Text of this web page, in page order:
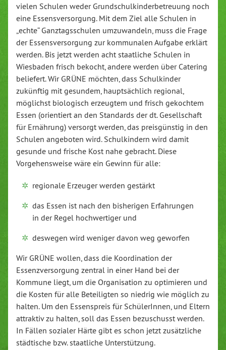
vielen Schulen weder Grundschulkinderbetreuung noch
eine Essensversorgung. Mit dem Ziel alle Schulen in
„echte“ Ganztagsschulen umzuwandeln, muss die Frage
der Essensversorgung zur kommunalen Aufgabe erklärt
werden. Bis jetzt werden acht staatliche Schulen in
Wiesbaden frisch bekocht, andere werden über Catering
beliefert. Wir GRÜNE möchten, dass Schulkinder
zukünftig mit gesundem, hauptsächlich regional,
möglichst biologisch erzeugtem und frisch gekochtem
Essen (orientiert an den Standards der dt. Gesellschaft
für Ernährung) versorgt werden, das preisgünstig in den
Schulen angeboten wird. Schulkindern wird damit
gesunde und frische Kost nahe gebracht. Diese
Vorgehensweise wäre ein Gewinn für alle:
regionale Erzeuger werden gestärkt
das Essen ist nach den bisherigen Erfahrungen
in der Regel hochwertiger und
deswegen wird weniger davon weg geworfen
Wir GRÜNE wollen, dass die Koordination der
Essenzversorgung zentral in einer Hand bei der
Kommune liegt, um die Organisation zu optimieren und
die Kosten für alle Beteiligten so niedrig wie möglich zu
halten. Um den Essenspreis für SchülerInnen, und Eltern
attraktiv zu halten, soll das Essen bezuschusst werden.
In Fällen sozialer Härte gibt es schon jetzt zusätzliche
städtische bzw. staatliche Unterstützung.